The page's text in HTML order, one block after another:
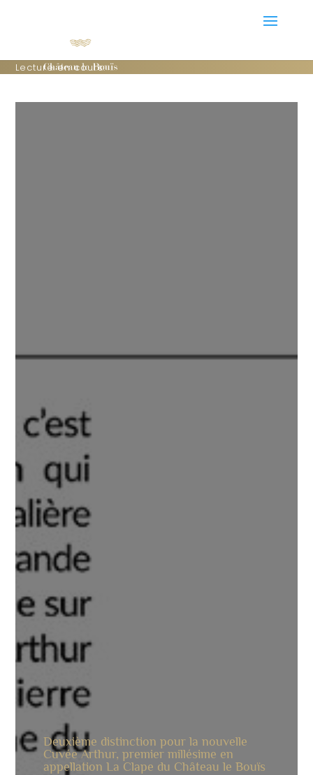
Lecture en cours:
Deuxième distinction pour la nouvelle
Cuvée Arthur, premier millésime en
appellation La Clape du Château le Bouïs